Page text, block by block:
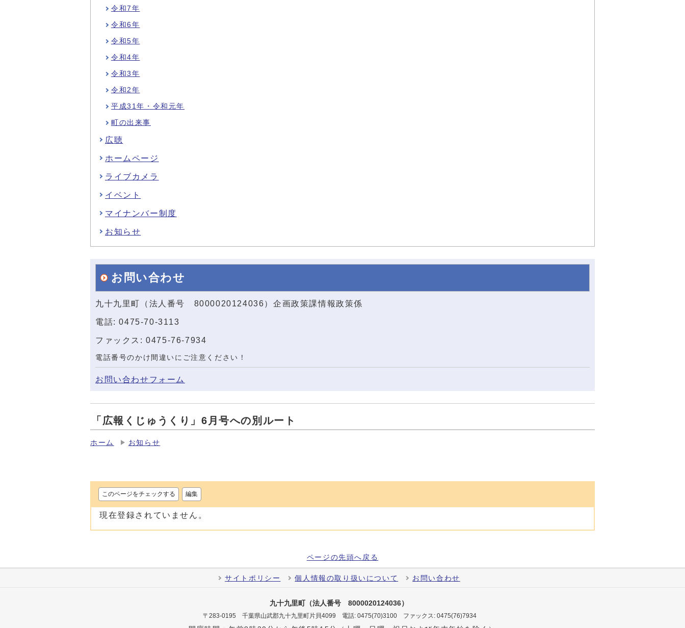
令和7年
令和6年
令和5年
令和4年
令和3年
令和2年
平成31年・令和元年
町の出来事
広聴
ホームページ
ライブカメラ
イベント
マイナンバー制度
お知らせ
お問い合わせ
九十九里町（法人番号 8000020124036）企画政策課情報政策係
電話: 0475-70-3113
ファックス: 0475-76-7934
電話番号のかけ間違いにご注意ください！
お問い合わせフォーム
「広報くじゅうくり」6月号への別ルート
ホーム お知らせ
このページをチェックする 編集
現在登録されていません。
ページの先頭へ戻る
サイトポリシー 個人情報の取り扱いについて お問い合わせ
九十九里町（法人番号 8000020124036）
〒283-0195 千葉県山武郡九十九里町片貝4099 電話: 0475(70)3100 ファックス: 0475(76)7934